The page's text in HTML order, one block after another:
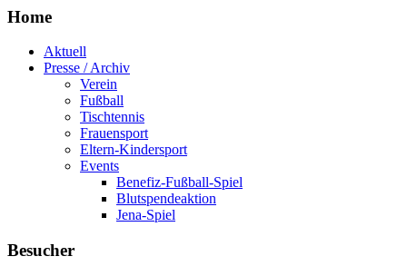
Home
Aktuell
Presse / Archiv
Verein
Fußball
Tischtennis
Frauensport
Eltern-Kindersport
Events
Benefiz-Fußball-Spiel
Blutspendeaktion
Jena-Spiel
Besucher